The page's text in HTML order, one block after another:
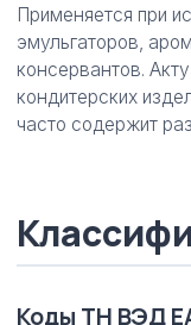
Применяется при
эмульгаторов,
консервантов.
кондитерских
часто содержит
Коды ТН ВЭД